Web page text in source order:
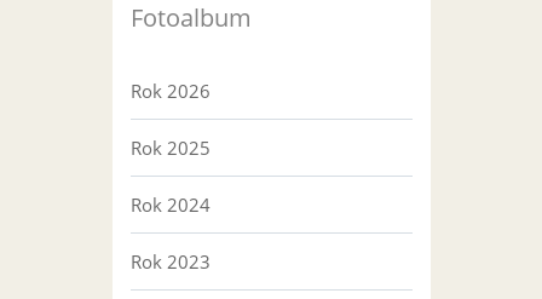
Fotoalbum
Rok 2026
Rok 2025
Rok 2024
Rok 2023